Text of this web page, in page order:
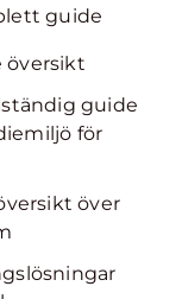
guide
översikt
guide
för
över